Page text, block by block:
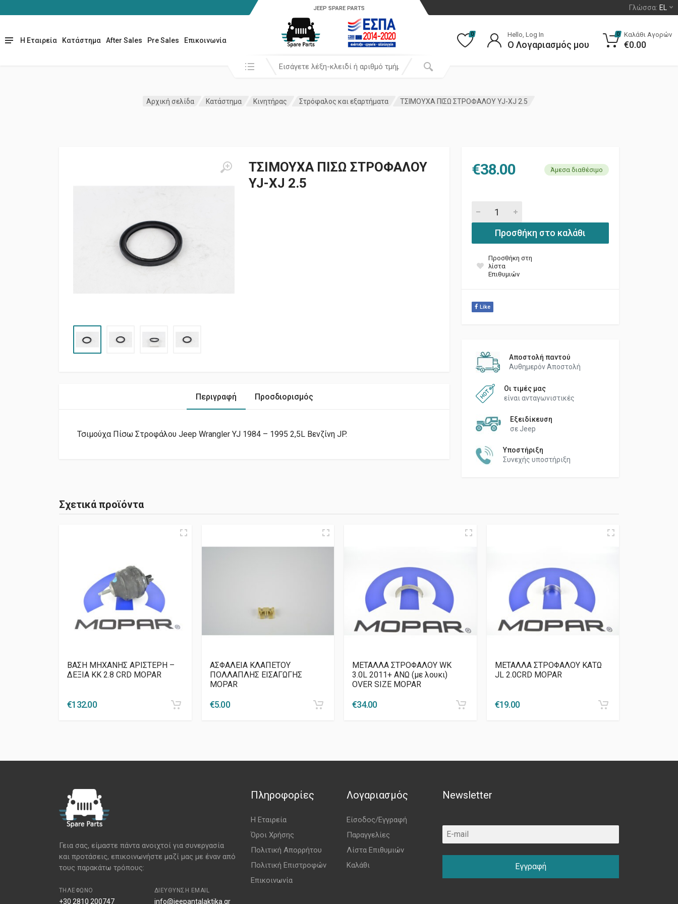
Γλώσσα: EL
Η Εταιρεία Κατάστημα After Sales Pre Sales Επικοινωνία
JEEP SPARE PARTS
Αναζήτησή σε:
0 Hello, Log In
Ο Λογαριασμός μου
0 Καλάθι Αγορών
€0.00
Αρχική σελίδα Κατάστημα Κινητήρας Στρόφαλος και εξαρτήματα ΤΣΙΜΟΥΧΑ ΠΙΣΩ ΣΤΡΟΦΑΛΟΥ YJ-XJ 2.5
ΤΣΙΜΟΥΧΑ ΠΙΣΩ ΣΤΡΟΦΑΛΟΥ
YJ-XJ 2.5
€38.00 Άμεσα διαθέσιμο
Προσθήκη στο καλάθι
Προσθήκη στη
λίστα
Επιθυμιών
Like
Αποστολή παντού
Αυθημερόν Αποστολή
Οι τιμές μας
είναι ανταγωνιστικές
Εξειδίκευση
σε Jeep
Υποστήριξη
Συνεχής υποστήριξη
Περιγραφή Προσδιορισμός
Τσιμούχα Πίσω Στροφάλου Jeep Wrangler YJ 1984 – 1995 2,5L Βενζίνη JP.
Σχετικά προϊόντα
ΒΑΣΗ ΜΗΧΑΝΗΣ ΑΡΙΣΤΕΡΗ –
ΔΕΞΙΑ KK 2.8 CRD MOPAR
€132.00
ΑΣΦΑΛΕΙΑ ΚΛΑΠΕΤΟΥ
ΠΟΛΛΑΠΛΗΣ ΕΙΣΑΓΩΓΗΣ
MOPAR
€5.00
ΜΕΤΑΛΛΑ ΣΤΡΟΦΑΛΟΥ WK
3.0L 2011+ ΑΝΩ (με λουκι)
OVER SIZE MOPAR
€34.00
ΜΕΤΑΛΛΑ ΣΤΡΟΦΑΛΟΥ ΚΑΤΩ
JL 2.0CRD MOPAR
€19.00
Γεια σας, είμαστε πάντα ανοιχτοί για συνεργασία
και προτάσεις, επικοινωνήστε μαζί μας με έναν από
τους παρακάτω τρόπους:
ΤΗΛΈΦΩΝΟ
+30 2810 200747
ΔΙΕΎΘΥΝΣΗ EMAIL
info@jeepantalaktika.gr
Πληροφορίες
Η Εταιρεία
Όροι Χρήσης
Πολιτική Απορρήτου
Πολιτική Επιστροφών
Επικοινωνία
Λογαριασμός
Είσοδος/Εγγραφή
Παραγγελίες
Λίστα Επιθυμιών
Καλάθι
Newsletter
Εγγραφή